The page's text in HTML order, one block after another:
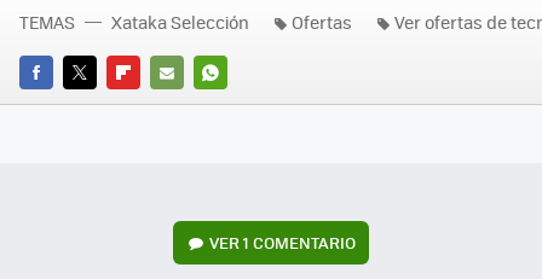
FACEBOOK
TWITTERFLIPBOARD
E-
WHATSAPP
TEMAS Xataka Selección Ofertas Ver ofertas de
VER1 COMENTARIO